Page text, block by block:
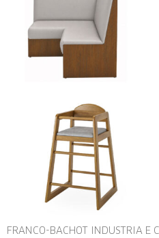
FRANCO-BACHOT INDUSTRIA E